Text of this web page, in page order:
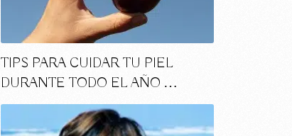
TIPS PARA CUIDAR TU PIEL
DURANTE TODO EL AÑO …